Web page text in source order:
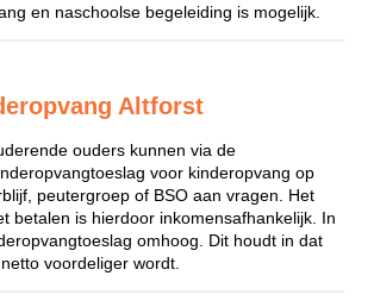
en naschoolse begeleiding is mogelijk.
Altforst
ouders kunnen via de
voor kinderopvang op
peutergroep of BSO aan vragen. Het
betalen is hierdoor inkomensafhankelijk. In
omhoog. Dit houdt in dat
voordeliger wordt.